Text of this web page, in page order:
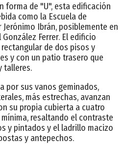
forma de "U", esta edificación
como la Escuela de
Ibrán, posiblemente en
Ferrer. El edificio
de dos pisos y
y con un patio trasero que
talleres.
por sus vanos geminados,
más estrechas, avanzan
su propia cubierta a cuatro
resaltando el contraste
y pintados y el ladrillo macizo
y antepechos.